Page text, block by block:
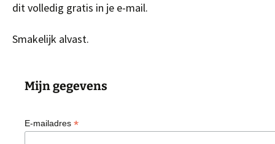
dit volledig gratis in je e-mail.
Smakelijk alvast.
Mijn gegevens
E-mailadres *